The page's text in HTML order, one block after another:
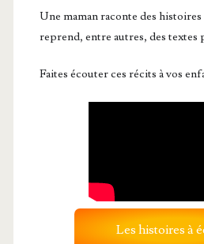
Une maman raconte des
reprend, entre autres, des textes
Faites écouter ces récits à vos
Les histoires à